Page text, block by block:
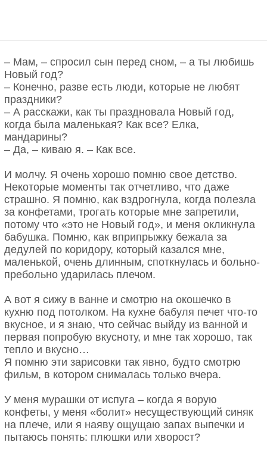
– Мам, – спросил сын перед сном, – а ты любишь
Новый год?
– Конечно, разве есть люди, которые не любят
праздники?
– А расскажи, как ты праздновала Новый год,
когда была маленькая? Как все? Елка,
мандарины?
– Да, – киваю я. – Как все.
И молчу. Я очень хорошо помню свое детство.
Некоторые моменты так отчетливо, что даже
страшно. Я помню, как вздрогнула, когда полезла
за конфетами, трогать которые мне запретили,
потому что «это не Новый год», и меня окликнула
бабушка. Помню, как вприпрыжку бежала за
дедулей по коридору, который казался мне,
маленькой, очень длинным, споткнулась и больно-
пребольно ударилась плечом.
А вот я сижу в ванне и смотрю на окошечко в
кухню под потолком. На кухне бабуля печет что-то
вкусное, и я знаю, что сейчас выйду из ванной и
первая попробую вкусноту, и мне так хорошо, так
тепло и вкусно…
Я помню эти зарисовки так явно, будто смотрю
фильм, в котором снималась только вчера.
У меня мурашки от испуга – когда я ворую
конфеты, у меня «болит» несуществующий синяк
на плече, или я наяву ощущаю запах выпечки и
пытаюсь понять: плюшки или хворост?